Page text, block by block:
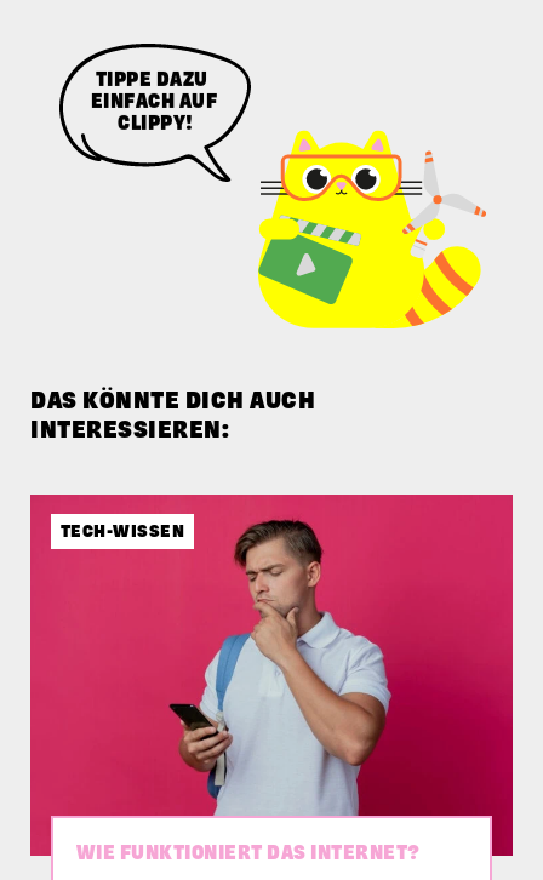
TIPPE DAZU
EINFACH AUF
CLIPPY!
DAS KÖNNTE DICH AUCH
INTERESSIEREN:
TECH-WISSEN
WIE FUNKTIONIERT DAS INTERNET?